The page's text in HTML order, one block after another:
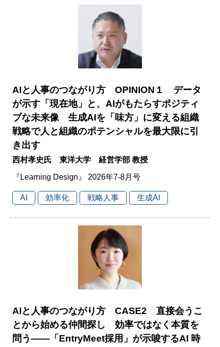
AIと人事のつながり方 OPINION１ データ
が示す「現在地」と、AIがもたらすポジティ
ブな未来像 生成AIを「味方」に変える組織
戦略で人と組織のポテンシャルを最大限に引
き出す
西村孝史氏 東洋大学 経営学部 教授
『Learning Design』 2026年7-8月号
AI 効率化 戦略人事 生成AI
AIと人事のつながり方 CASE2 直接会うこ
とから始める仲間探し 効率ではなく本質を
問う――「EntryMeet採用」が示唆するAI 時